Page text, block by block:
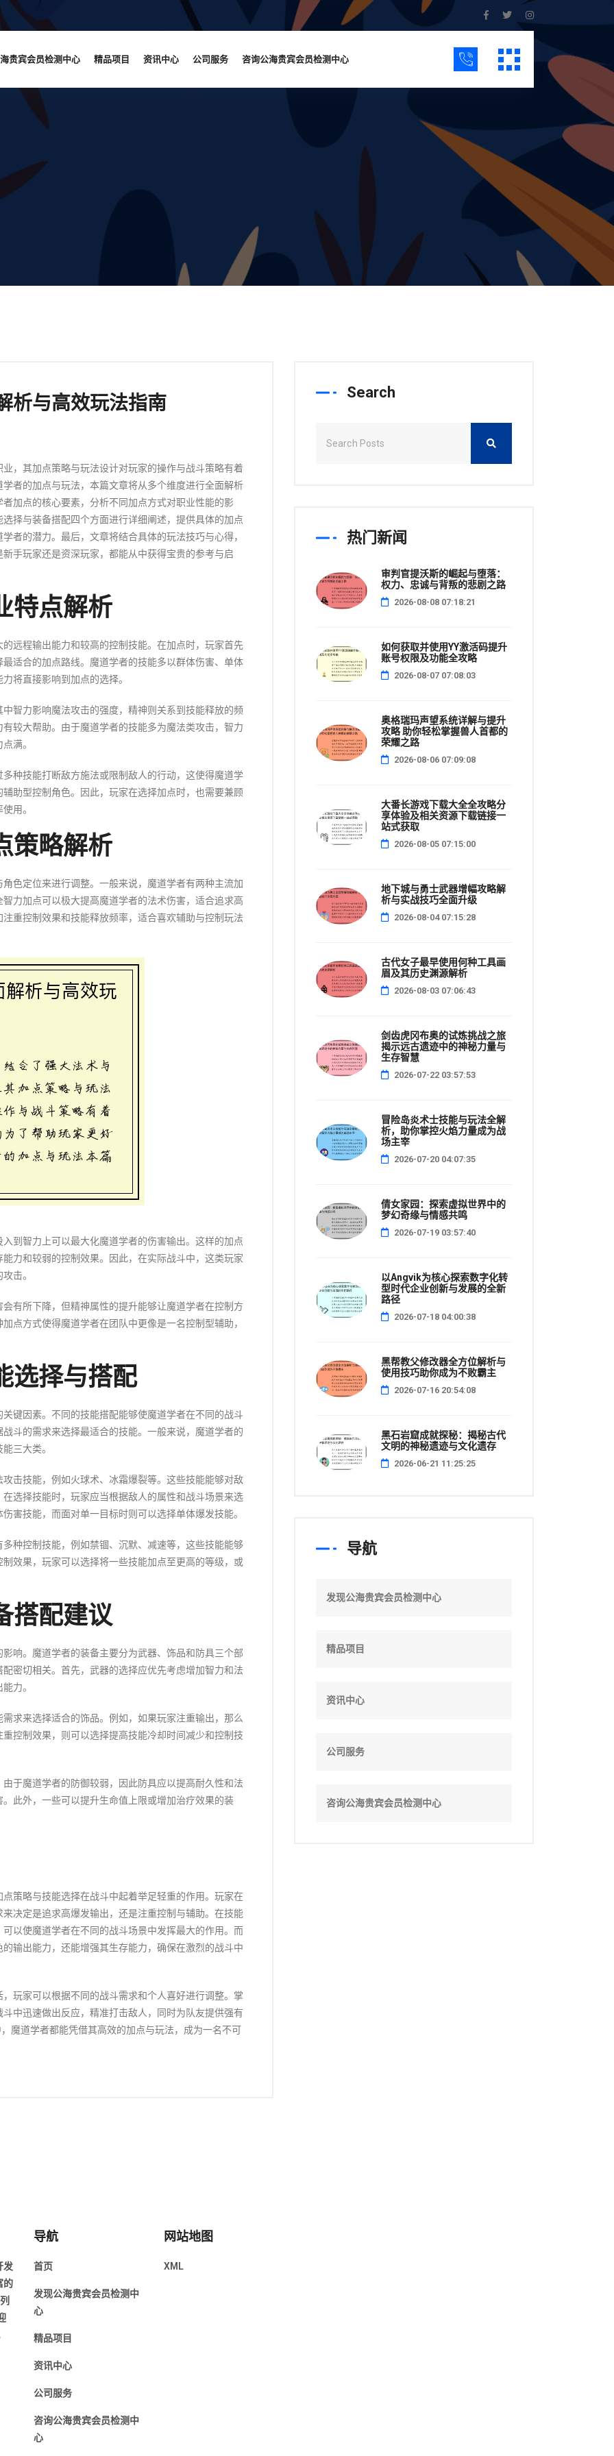
贵宾会员检测中心 精品项目 资讯中心 公司服务 咨询公海贵宾会员检测中心
析与高效玩法指南
，其加点策略与玩法设计对玩家的操作与战斗策略有着
者的加点与玩法，本篇文章将从多个维度进行全面解析
加点的核心要素，分析不同加点方式对职业性能的影
择与装备搭配四个方面进行详细阐述，提供具体的加点
者的潜力。最后，文章将结合具体的玩法技巧与心得，
手玩家还是资深玩家，都能从中获得宝贵的参考与启
特点解析
远程输出能力和较高的控制技能。在加点时，玩家首先
适合的加点路线。魔道学者的技能多以群体伤害、单体
将直接影响到加点的选择。
智力影响魔法攻击的强度，精神则关系到技能释放的频
较大帮助。由于魔道学者的技能多为魔法类攻击，智力
满。
种技能打断敌方施法或限制敌人的行动，这使得魔道学
助型控制角色。因此，玩家在选择加点时，也需要兼顾
用。
策略解析
色定位来进行调整。一般来说，魔道学者有两种主流加
力加点可以极大提高魔道学者的法术伤害，适合追求高
重控制效果和技能释放频率，适合喜欢辅助与控制玩法
到智力上可以最大化魔道学者的伤害输出。这样的加点
力和较弱的控制效果。因此，在实际战斗中，这类玩家
击。
有所下降，但精神属性的提升能够让魔道学者在控制方
点方式使得魔道学者在团队中更像是一名控制型辅助，
选择与搭配
键因素。不同的技能搭配能够使魔道学者在不同的战斗
斗的需求来选择最适合的技能。一般来说，魔道学者的
三大类。
击技能，例如火球术、冰霜爆裂等。这些技能能够对敌
选择技能时，玩家应当根据敌人的属性和战斗场景来选
害技能，而面对单一目标时则可以选择单体爆发技能。
种控制技能，例如禁锢、沉默、减速等，这些技能能够
效果，玩家可以选择将一些技能加点至更高的等级，或
搭配建议
响。魔道学者的装备主要分为武器、饰品和防具三个部
密切相关。首先，武器的选择应优先考虑增加智力和法
力。
求来选择适合的饰品。例如，如果玩家注重输出，那么
控制效果，则可以选择提高技能冷却时间减少和控制技
于魔道学者的防御较弱，因此防具应以提高耐久性和法
此外，一些可以提升生命值上限或增加治疗效果的装
策略与技能选择在战斗中起着举足轻重的作用。玩家在
决定是追求高爆发输出，还是注重控制与辅助。在技能
以使魔道学者在不同的战斗场景中发挥最大的作用。而
输出能力，还能增强其生存能力，确保在激烈的战斗中
玩家可以根据不同的战斗需求和个人喜好进行调整。掌
中迅速做出反应，精准打击敌人，同时为队友提供强有
魔道学者都能凭借其高效的加点与玩法，成为一名不可
Search
热门新闻
审判官提沃斯的崛起与堕落：
权力、忠诚与背叛的悲剧之路
2026-08-08 07:18:21
如何获取并使用YY激活码提升
账号权限及功能全攻略
2026-08-07 07:08:03
奥格瑞玛声望系统详解与提升
攻略 助你轻松掌握兽人首都的
荣耀之路
2026-08-06 07:09:08
大番长游戏下载大全全攻略分
享体验及相关资源下载链接一
站式获取
2026-08-05 07:15:00
地下城与勇士武器增幅攻略解
析与实战技巧全面升级
2026-08-04 07:15:28
古代女子最早使用何种工具画
眉及其历史渊源解析
2026-08-03 07:06:43
剑齿虎冈布奥的试炼挑战之旅
揭示远古遗迹中的神秘力量与
生存智慧
2026-07-22 03:57:53
冒险岛炎术士技能与玩法全解
析，助你掌控火焰力量成为战
场主宰
2026-07-20 04:07:35
倩女家园：探索虚拟世界中的
梦幻奇缘与情感共鸣
2026-07-19 03:57:40
以Angvik为核心探索数字化转
型时代企业创新与发展的全新
路径
2026-07-18 04:00:38
黑帮教父修改器全方位解析与
使用技巧助你成为不败霸主
2026-07-16 20:54:08
黑石岩窟成就探秘：揭秘古代
文明的神秘遗迹与文化遗存
2026-06-21 11:25:25
导航
发现公海贵宾会员检测中心
精品项目
资讯中心
公司服务
咨询公海贵宾会员检测中心
发
的
导航
首页
发现公海贵宾会员检测中
心
精品项目
资讯中心
公司服务
咨询公海贵宾会员检测中
心
网站地图
XML